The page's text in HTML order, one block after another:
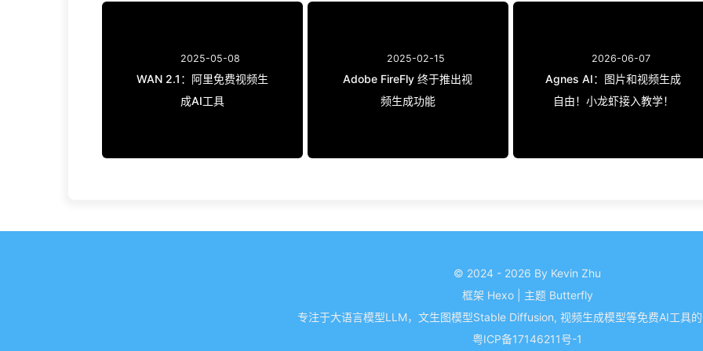
2025-05-08
WAN 2.1：阿里免费视频生
成AI工具
2025-02-15
Adobe FireFly 终于推出视
频生成功能
2026-06-07
Agnes AI：图片和视频生成
自由！小龙虾接入教学！
© 2024 - 2026 By Kevin Zhu
框架 Hexo 主题 Butterfly
专注于大语言模型LLM，文生图模型Stable Diffusion, 视频生成模型等免费AI工具
粤ICP备17146211号-1